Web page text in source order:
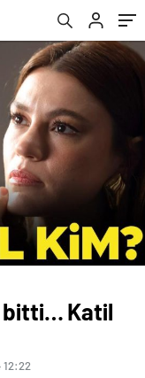
bitti… Katil
12:22